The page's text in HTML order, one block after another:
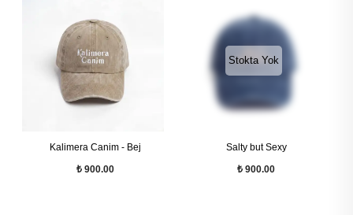
Kalimera Canim - Bej
₺ 900.00
Stokta Yok
Salty but Sexy
₺ 900.00